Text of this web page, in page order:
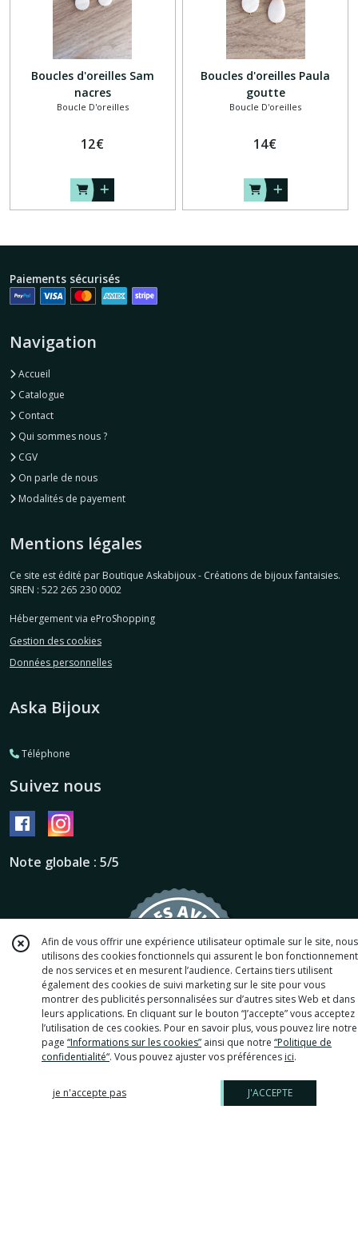
Boucles d'oreilles Sam
nacres
Boucle D'oreilles
12€
Boucles d'oreilles Paula
goutte
Boucle D'oreilles
14€
Paiements sécurisés
Navigation
Accueil
Catalogue
Contact
Qui sommes nous ?
CGV
On parle de nous
Modalités de payement
Mentions légales
Ce site est édité par Boutique Askabijoux - Créations de bijoux fantaisies.
SIREN : 522 265 230 0002
Hébergement via eProShopping
Gestion des cookies
Données personnelles
Aska Bijoux
Téléphone
Suivez nous
Note globale : 5/5
395 avis clients
Copyright Boutique Askabijoux - Créations de bijoux fantaisies. Tous
eProShopping Accès gérant
Afin de vous offrir une expérience utilisateur optimale sur le site, nous
utilisons des cookies fonctionnels qui assurent le bon fonctionnement
de nos services et en mesurent l’audience. Certains tiers utilisent
également des cookies de suivi marketing sur le site pour vous
montrer des publicités personnalisées sur d’autres sites Web et dans
leurs applications. En cliquant sur le bouton “J’accepte” vous acceptez
l’utilisation de ces cookies. Pour en savoir plus, vous pouvez lire notre
page “Informations sur les cookies” ainsi que notre “Politique de
confidentialité“. Vous pouvez ajuster vos préférences ici.
je n'accepte pas J'ACCEPTE